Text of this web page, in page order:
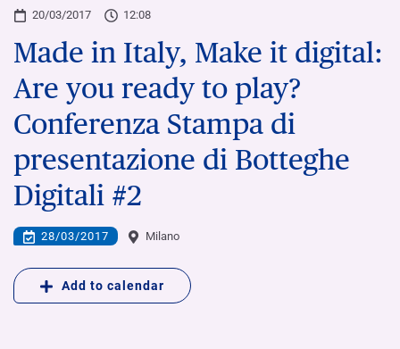
20/03/2017 12:08
Made in Italy, Make it digital:
Are you ready to play?
Conferenza Stampa di
presentazione di Botteghe
Digitali #2
28/03/2017 Milano
Add to calendar